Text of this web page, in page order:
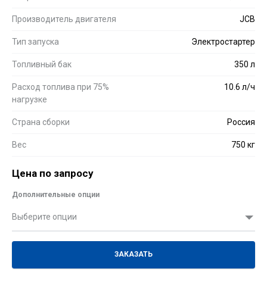
Производитель двигателя JCB
Тип запуска Электростартер
Топливный бак 350 л
Расход топлива при 75%
нагрузке
10.6 л/ч
Страна сборки Россия
Вес 750 кг
Цена по запросу
Дополнительные опции
Выберите опции
ЗАКАЗАТЬ